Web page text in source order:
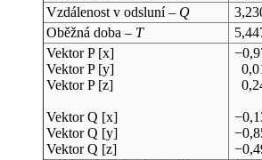
Vzdálenost v odsluní – Q
Oběžná doba – T
Vektor P [x]
Vektor P [y]
Vektor P [z]
Vektor Q [x]
Vektor Q [y]
Vektor Q [z]